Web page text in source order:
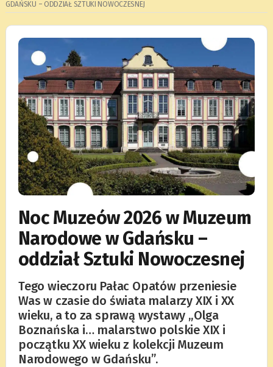
GDAŃSKU – ODDZIAŁ SZTUKI NOWOCZESNEJ
Noc Muzeów 2026 w Muzeum
Narodowe w Gdańsku –
oddział Sztuki Nowoczesnej
Tego wieczoru Pałac Opatów przeniesie
Was w czasie do świata malarzy XIX i XX
wieku, a to za sprawą wystawy „Olga
Boznańska i… malarstwo polskie XIX i
początku XX wieku z kolekcji Muzeum
Narodowego w Gdańsku”.